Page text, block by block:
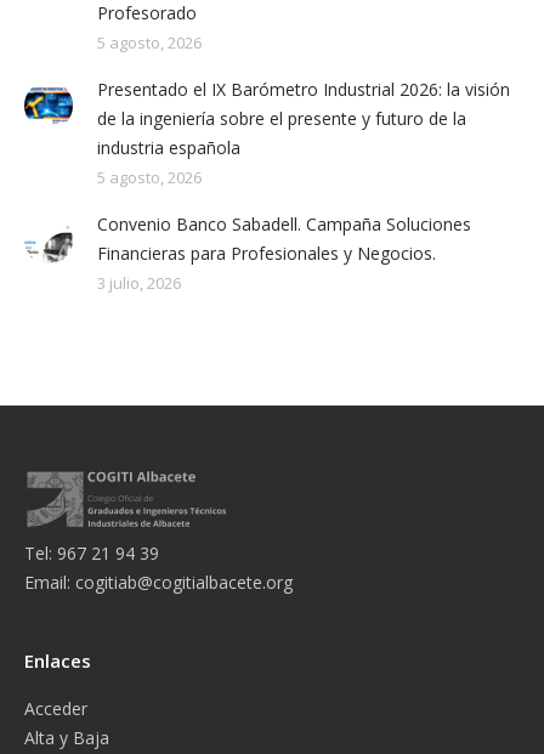
Profesorado
5 agosto, 2026
Presentado el IX Barómetro Industrial 2026: la visión
de la ingeniería sobre el presente y futuro de la
industria española
5 agosto, 2026
Convenio Banco Sabadell. Campaña Soluciones
Financieras para Profesionales y Negocios.
3 julio, 2026
Tel: 967 21 94 39
Email: cogitiab@cogitialbacete.org
Enlaces
Acceder
Alta y Baja